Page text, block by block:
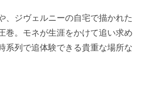
、ジヴェルニーの自宅で描かれた
巻。モネが生涯をかけて追い求め
系列で追体験できる貴重な場所な